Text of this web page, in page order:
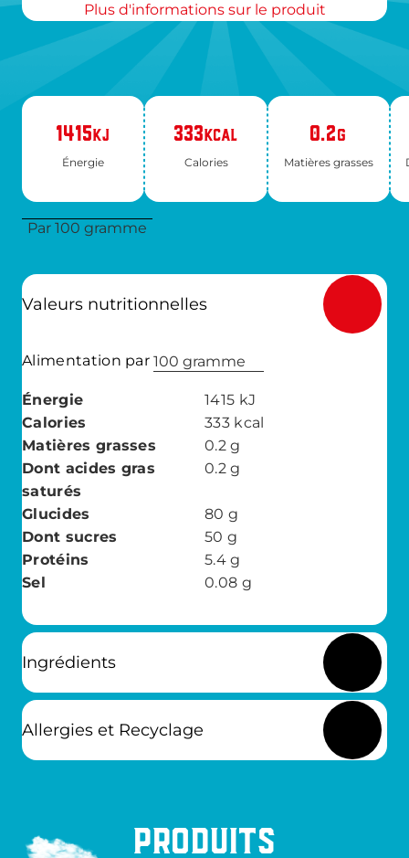
Plus d'informations sur le produit
1415KJ
Éner­gie
333KCAL
Ca­lo­ries
0.2G
Ma­tières grasses
Par 100 gramme
Valeurs nutritionnelles
Alimentation par 100 gramme
Énergie 1415 kJ
Calories
333 kcal
Matières grasses
0.2 g
Dont acides gras
saturés
0.2 g
Glucides 80 g
Dont sucres
50 g
Protéins
5.4 g
Sel
0.08 g
Ingrédients
Allergies et Recyclage
Produits